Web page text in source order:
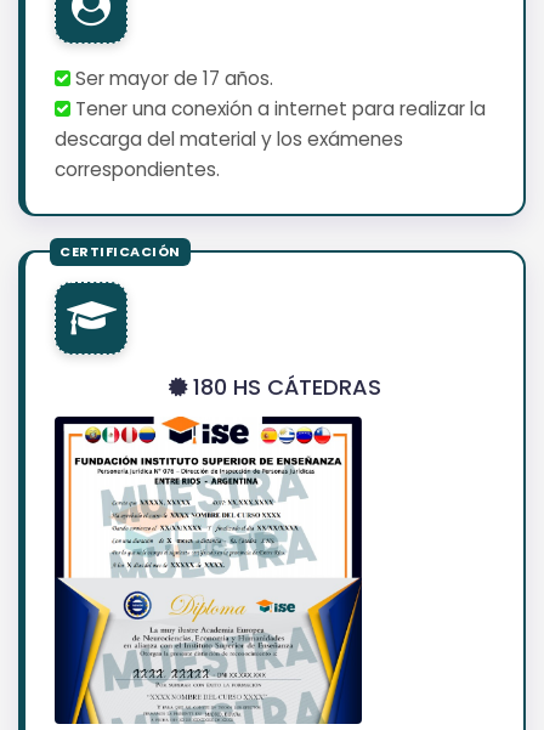
Ser mayor de 17 años.
Tener una conexión a internet para realizar la
descarga del material y los exámenes
correspondientes.
180 HS CÁTEDRAS